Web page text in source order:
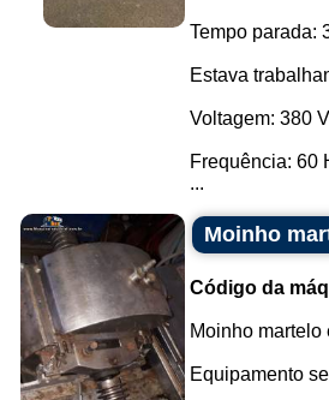
Tempo parada:
Estava
Voltagem: 380
Frequência: 60
...
Moinho
Código da
Moinho martelo
Equipamento